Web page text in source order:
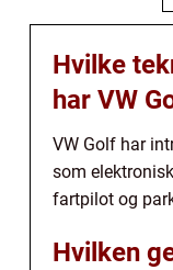
Hvilke
har VW
VW Golf har
som
fartpilot og
Hvilken